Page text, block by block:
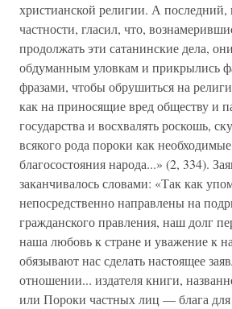
христианской религии. А
частности, гласил, что,
продолжать эти сатанинские дела,
обдуманным уловкам и прикрылись
фразами, чтобы обрушиться на
как на приносящие вред обществу и
государства и восхвалять роскошь,
всякого рода пороки как
благосостояния народа...» (2, 334).
заканчивалось словами: «Так как
непосредственно направлены на
гражданского правления, наш долг
наша любовь к стране и уважение к
обязывают нас сделать настоящее
отношении... издателя книги,
или Пороки частных лиц — блага для